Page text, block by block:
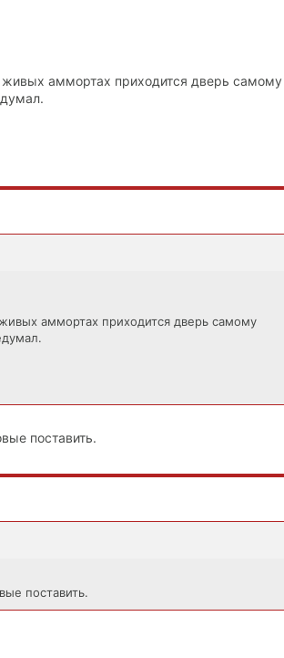
аммортах приходится дверь самому
аммортах приходится дверь самому
поставить.
поставить.